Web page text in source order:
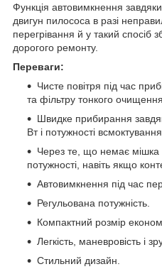
Функція автовимкнення
двигун пилососа в разі
перегрівання й у такий спосіб
дорогого ремонту.
Переваги:
Чисте повітря під час
та фільтру тонкого очищення.
Швидке прибирання
Вт і потужності
Через те, що немає мішка
потужності, навіть якщо
Автовимкнення під час
Регульована потужність.
Компактний розмір
Легкість, маневровість і
Стильний дизайн.